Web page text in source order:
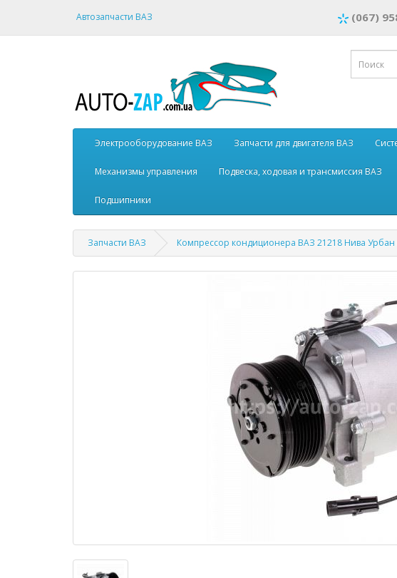
Автозапчасти ВАЗ (067)
Электрооборудование ВАЗ Запчасти для двигателя ВАЗ
Механизмы управления Подвеска, ходовая и трансмиссия ВАЗ
Подшипники
Запчасти ВАЗ Компрессор кондиционера ВАЗ 21218 Нива Урбан